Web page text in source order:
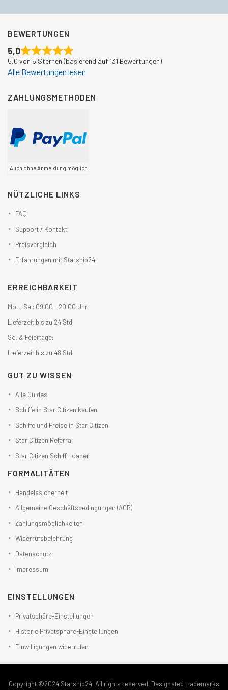
BEWERTUNGEN
5,0
5,0 von 5 Sternen (basierend auf 131 Bewertungen)
Alle Bewertungen lesen
ZAHLUNGSMETHODEN
Auch ohne Anmeldung möglich
NÜTZLICHE LINKS
FAQ
Support / Kontakt
Preisvergleich
Erfahrungen mit Starship24
ERREICHBARKEIT
Mo. - Sa.: 09:00 - 20:00 Uhr
Lieferzeit bis zu 24 Std.
So. & Feiertage:
Lieferzeit bis zu 48 Std.
GUT ZU WISSEN
Alle Guides
Schiffe in Star Citizen kaufen
Schiffe und Preise in Star Citizen
Star Citizen Referral
Star Citizen Schiff Loaner
FORMALITÄTEN
Handelssicherheit
Allgemeine Geschäftsbedingungen (AGB)
Zahlungsmöglichkeiten
Widerrufsbelehrung
Datenschutz
Impressum
EINSTELLUNGEN
Privatsphäre-Einstellungen
Historie Privatsphäre-Einstellungen
Einwilligungen widerrufen
Copyright ©2024 Starship24. All rights reserved. Designated trademarks